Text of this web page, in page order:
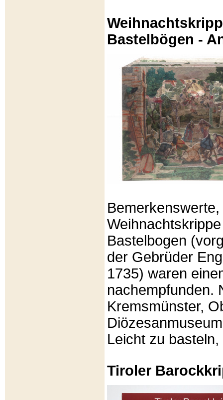
Bastelbögen -
Bastelbogen
der Gebrüder
1735) waren
nachempfunden.
Kremsmünster,
Leicht zu
Tiroler